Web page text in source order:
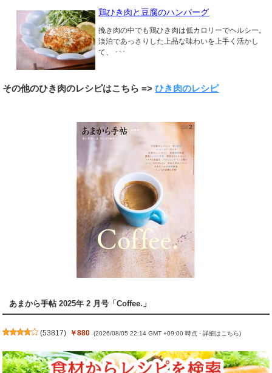
鶏ひき肉と豆腐のハンバーグ
挽き肉の中でも鶏ひき肉は低カロリーでヘルシー。
淡泊であっさりした上品な味わいを上手く活かし
て、 ･･･
その他のひき肉のレシピはこちら =>ひき肉のレシピ
あまから手帖 2025年 2 月号「Coffee.」
(53817) ￥880 (2026/08/05 22:14 GMT +09:00 時点 -詳細はこちら)